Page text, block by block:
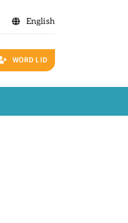
English
WORD LID